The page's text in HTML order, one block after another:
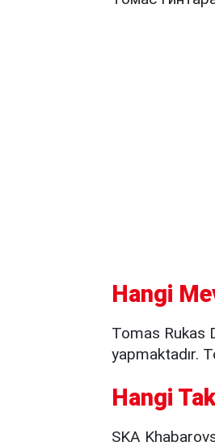
Hangi
Tomas Rukas
yapmaktadır.
Hangi
SKA